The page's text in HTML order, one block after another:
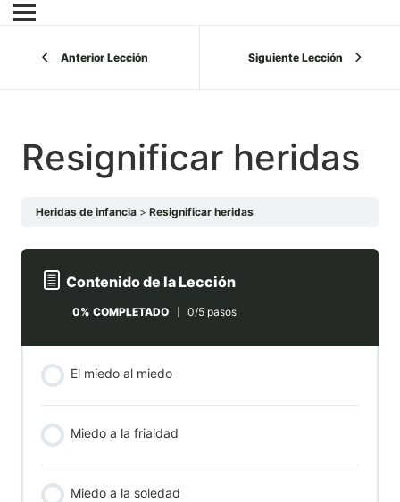
Anterior Lección Siguiente Lección
Resignificar heridas
Heridas de infancia Resignificar heridas
Contenido de la Lección
0% COMPLETADO 0/5 pasos
El miedo al miedo
Miedo a la frialdad
Miedo a la soledad